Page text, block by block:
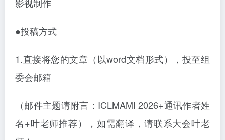
●投稿方式
1.直接将您的文章（以word文档形式），投至组
委会邮箱
（邮件主题请附言：ICLMAMI 2026+通讯作者姓
名+叶老师推荐），如需翻译，请联系大会叶老